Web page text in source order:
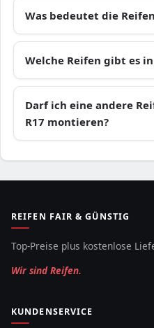
Was bedeutet die
Welche Reifen gibt es in
Darf ich eine andere
R17 montieren?
REIFEN FAIR & GÜNSTIG
Top-Preise plus kostenlose
Wir sind Reifen.
KUNDENSERVICE